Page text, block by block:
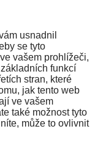
usnadnil
se tyto
vašem prohlížeči,
funkcí
stran, které
jak tento web
ve vašem
také možnost tyto
může to ovlivnit